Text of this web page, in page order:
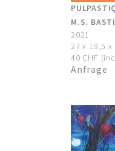
M.S.
2021
27 x 19,5 x
40 CHF
Anfrage